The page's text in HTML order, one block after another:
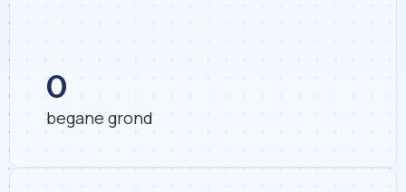
0
begane grond